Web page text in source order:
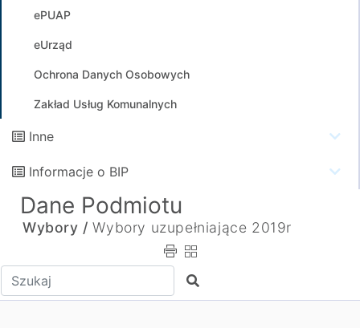
ePUAP
eUrząd
Ochrona Danych Osobowych
Zakład Usług Komunalnych
Inne
Informacje o BIP
Dane Podmiotu
Wybory / Wybory uzupełniające 2019r
Wpisz tekst do wyszukania Szukaj